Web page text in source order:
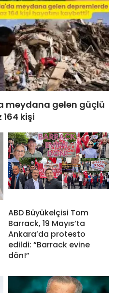
meydana gelen güçlü
kişi
ABD Büyükelçisi Tom
Barrack, 19 Mayıs’ta
Ankara’da protesto
edildi: “Barrack evine
dön!”